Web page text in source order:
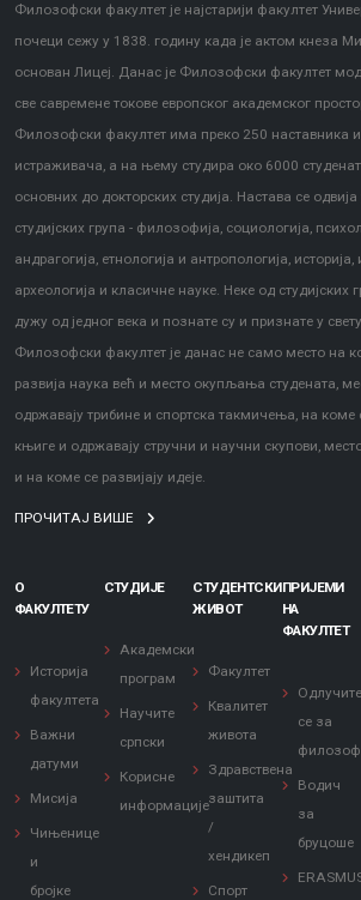
Филозофски факултет је најстарији факултет
почеци сежу у 1838. годину када је актом кнеза
основан Лицеј. Данас је Филозофски факултет
све савремене токове европског академског
Филозофски факултет има преко 250 наставника
истраживача, а на њему студира око 6000
основних до докторских студија. Настава се одвија
студијских група - филозофија, социологија,
андрагогија, етнологија и антропологија, историја,
археологија и класичне науке. Неке од студијских
дужу од једног века и познате су и признате у
Филозофски факултет је данас не само место на
развија наука већ и место окупљања студената,
одржавају трибине и спортска такмичења, на
књиге и одржавају стручни и научни скупови,
и на коме се развијају идеје.
ПРОЧИТАЈ ВИШЕ
О
ФАКУЛТЕТУ
Историја
факултета
Важни
датуми
Мисија
Чињенице
и
бројке
СТУДИЈЕ
Академски
програм
Научите
српски
Корисне
информације
СТУДЕНТСКИ
ЖИВОТ
Факултет
Квалитет
живота
Здравствена
заштита
/
хендикеп
Спорт
ПРИЈЕМИ
НА
ФАКУЛТЕТ
Одлучите
се за
Водич
за
бруцоше